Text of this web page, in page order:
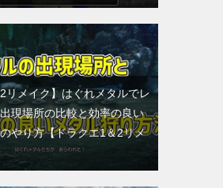
リメイク】はぐれメタルでレ
現場所の比較と効率の良い
やり方【ドラクエ1＆2リメ